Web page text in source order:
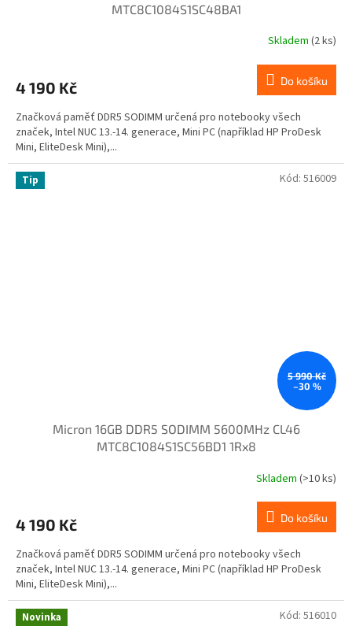
MTC8C1084S1SC48BA1
Skladem (2 ks)
4 190 Kč Do košíku
Značková paměť DDR5 SODIMM určená pro notebooky všech
značek, Intel NUC 13.-14. generace, Mini PC (například HP ProDesk
Mini, EliteDesk Mini),...
Tip
5 990 Kč
–30 %
Micron 16GB DDR5 SODIMM 5600MHz CL46
MTC8C1084S1SC56BD1 1Rx8
Skladem (>10 ks)
4 190 Kč Do košíku
Značková paměť DDR5 SODIMM určená pro notebooky všech
značek, Intel NUC 13.-14. generace, Mini PC (například HP ProDesk
Mini, EliteDesk Mini),...
Kód: 516009
Novinka
Kód: 516010